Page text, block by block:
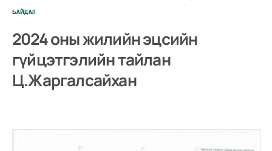
БАЙДАЛ
2024 оны жилийн эцсийн
гүйцэтгэлийн тайлан
Ц.Жаргалсайхан